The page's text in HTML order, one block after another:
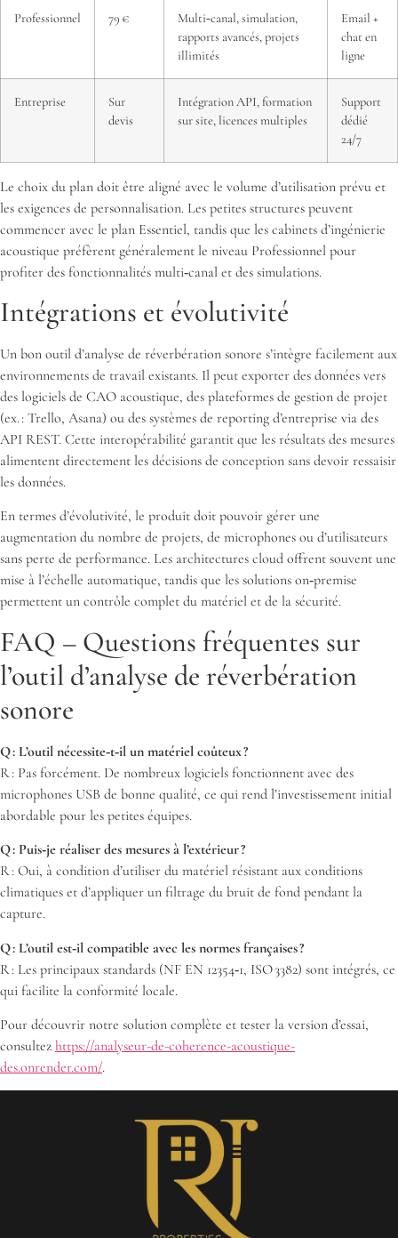
Professionnel 79 €
Multi‑canal, simulation,
rapports avancés, projets
illimités
Email +
chat en
ligne
Entreprise
Sur
devis
Intégration API, formation
sur site, licences multiples
Support
dédié
24/7
Le choix du plan doit être aligné avec le volume d’utilisation prévu et
les exigences de personnalisation. Les petites structures peuvent
commencer avec le plan Essentiel, tandis que les cabinets d’ingénierie
acoustique préfèrent généralement le niveau Professionnel pour
profiter des fonctionnalités multi‑canal et des simulations.
Intégrations et évolutivité
Un bon outil d’analyse de réverbération sonore s’intègre facilement aux
environnements de travail existants. Il peut exporter des données vers
des logiciels de CAO acoustique, des plateformes de gestion de projet
(ex. : Trello, Asana) ou des systèmes de reporting d’entreprise via des
API REST. Cette interopérabilité garantit que les résultats des mesures
alimentent directement les décisions de conception sans devoir ressaisir
les données.
En termes d’évolutivité, le produit doit pouvoir gérer une
augmentation du nombre de projets, de microphones ou d’utilisateurs
sans perte de performance. Les architectures cloud offrent souvent une
mise à l’échelle automatique, tandis que les solutions on‑premise
permettent un contrôle complet du matériel et de la sécurité.
FAQ – Questions fréquentes sur
l’outil d’analyse de réverbération
sonore
Q : L’outil nécessite‑t‑il un matériel coûteux ?
R : Pas forcément. De nombreux logiciels fonctionnent avec des
microphones USB de bonne qualité, ce qui rend l’investissement initial
abordable pour les petites équipes.
Q : Puis‑je réaliser des mesures à l’extérieur ?
R : Oui, à condition d’utiliser du matériel résistant aux conditions
climatiques et d’appliquer un filtrage du bruit de fond pendant la
capture.
Q : L’outil est‑il compatible avec les normes françaises ?
R : Les principaux standards (NF EN 12354‑1, ISO 3382) sont intégrés, ce
qui facilite la conformité locale.
Pour découvrir notre solution complète et tester la version d’essai,
consultez https://analyseur-de-coherence-acoustique-
des.onrender.com/.